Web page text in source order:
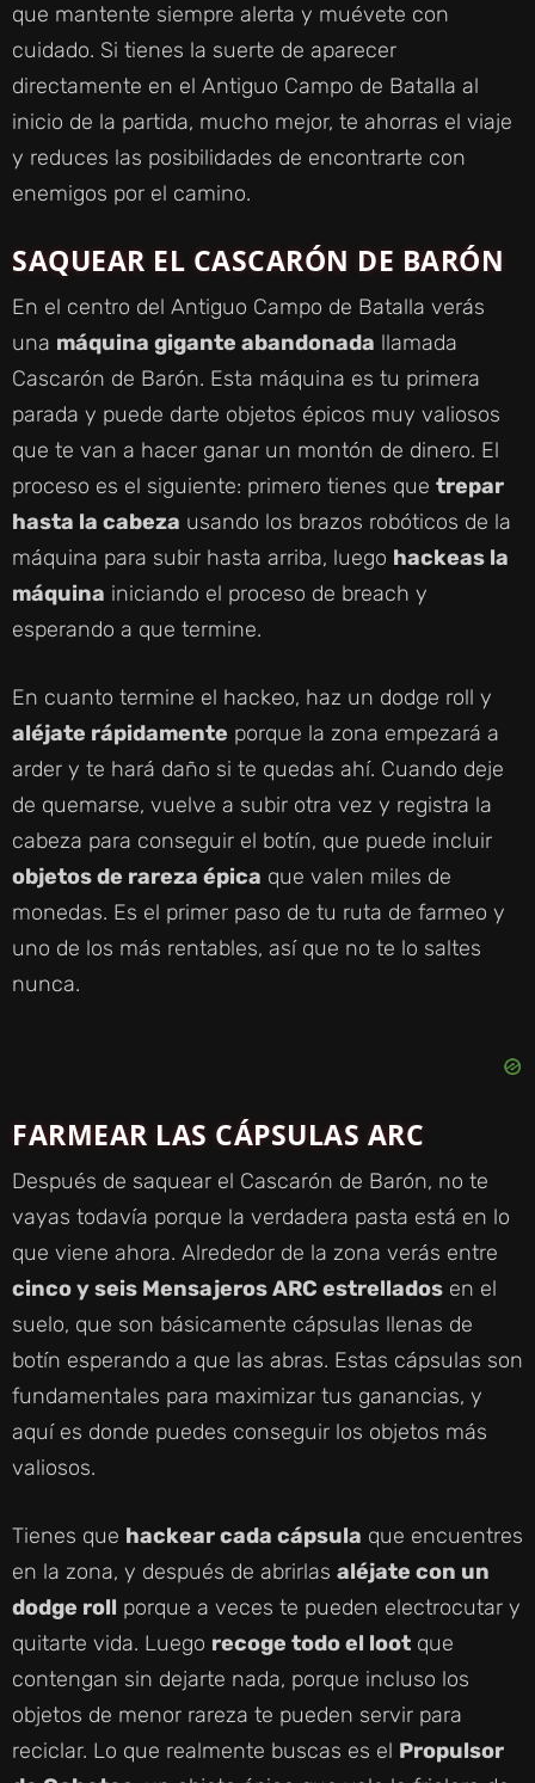
que mantente siempre alerta y muévete con
cuidado. Si tienes la suerte de aparecer
directamente en el Antiguo Campo de Batalla al
inicio de la partida, mucho mejor, te ahorras el viaje
y reduces las posibilidades de encontrarte con
enemigos por el camino.
SAQUEAR EL CASCARÓN DE BARÓN
En el centro del Antiguo Campo de Batalla verás
una máquina gigante abandonada llamada
Cascarón de Barón. Esta máquina es tu primera
parada y puede darte objetos épicos muy valiosos
que te van a hacer ganar un montón de dinero. El
proceso es el siguiente: primero tienes que trepar
hasta la cabeza usando los brazos robóticos de la
máquina para subir hasta arriba, luego hackeas la
máquina iniciando el proceso de breach y
esperando a que termine.
En cuanto termine el hackeo, haz un dodge roll y
aléjate rápidamente porque la zona empezará a
arder y te hará daño si te quedas ahí. Cuando deje
de quemarse, vuelve a subir otra vez y registra la
cabeza para conseguir el botín, que puede incluir
objetos de rareza épica que valen miles de
monedas. Es el primer paso de tu ruta de farmeo y
uno de los más rentables, así que no te lo saltes
nunca.
FARMEAR LAS CÁPSULAS ARC
Después de saquear el Cascarón de Barón, no te
vayas todavía porque la verdadera pasta está en lo
que viene ahora. Alrededor de la zona verás entre
cinco y seis Mensajeros ARC estrellados en el
suelo, que son básicamente cápsulas llenas de
botín esperando a que las abras. Estas cápsulas son
fundamentales para maximizar tus ganancias, y
aquí es donde puedes conseguir los objetos más
valiosos.
Tienes que hackear cada cápsula que encuentres
en la zona, y después de abrirlas aléjate con un
dodge roll porque a veces te pueden electrocutar y
quitarte vida. Luego recoge todo el loot que
contengan sin dejarte nada, porque incluso los
objetos de menor rareza te pueden servir para
reciclar. Lo que realmente buscas es el Propulsor